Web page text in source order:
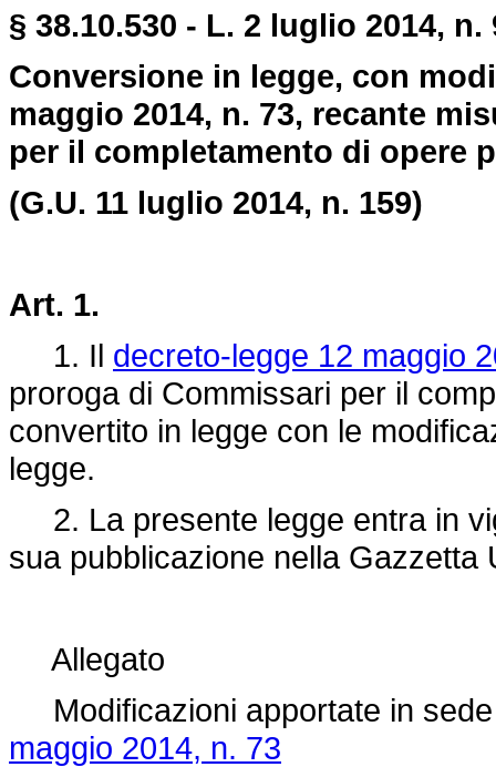
§ 38.10.530 - L. 2 luglio 2014, n.
Conversione in legge, con
maggio 2014, n. 73, recante
per il completamento di opere
(G.U. 11 luglio 2014, n. 159)
Art. 1.
1. Il decreto-legge 12 maggio
proroga di Commissari per il
convertito in legge con le
legge.
2. La presente legge entra in
sua pubblicazione nella Gazzetta
Allegato
Modificazioni apportate in
maggio 2014, n. 73